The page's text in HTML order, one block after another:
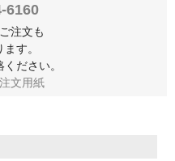
6160
注文も
す。
ださい。
文用紙